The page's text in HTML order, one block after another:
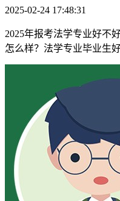
2025-02-24 17:48:31
2025年报考法学专业好不
怎么样？法学专业毕业生